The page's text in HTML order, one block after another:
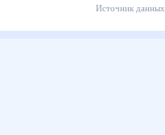
Источник данных